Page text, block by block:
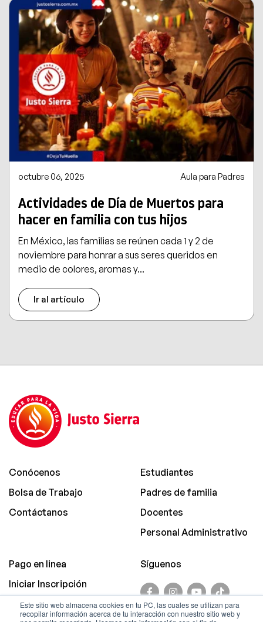
Este sitio web almacena cookies en tu PC, las cuales se utilizan para
recopilar información acerca de tu interacción con nuestro sitio web y
octubre 06, 2025 Aula para Padres
Actividades de Día de Muertos para
hacer en familia con tus hijos
En México, las familias se reúnen cada 1 y 2 de
noviembre para honrar a sus seres queridos en
medio de colores, aromas y...
Ir al artículo
Conócenos
Bolsa de Trabajo
Contáctanos
Estudiantes
Padres de familia
Docentes
Personal Administrativo
Pago en linea
Iniciar Inscripción
Promociones
Síguenos